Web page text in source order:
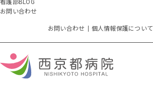
看護部BLOG
お問い合わせ
お問い合わせ 個人情報保護について